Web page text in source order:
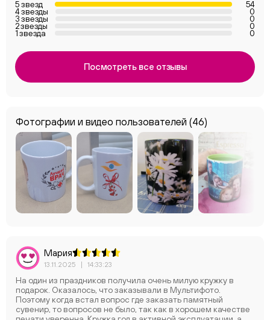
Фотографии и видео пользователей (46)
5 звезд 54
4 звезды 0
3 звезды 0
2 звезды 0
1 звезда 0
Посмотреть все отзывы
Мария
13.11.2025 | 14:33:23
На один из праздников получила очень милую кружку в
подарок. Оказалось, что заказывали в Мультифото.
Поэтому когда встал вопрос где заказать памятный
сувенир, то вопросов не было, так как в хорошем качестве